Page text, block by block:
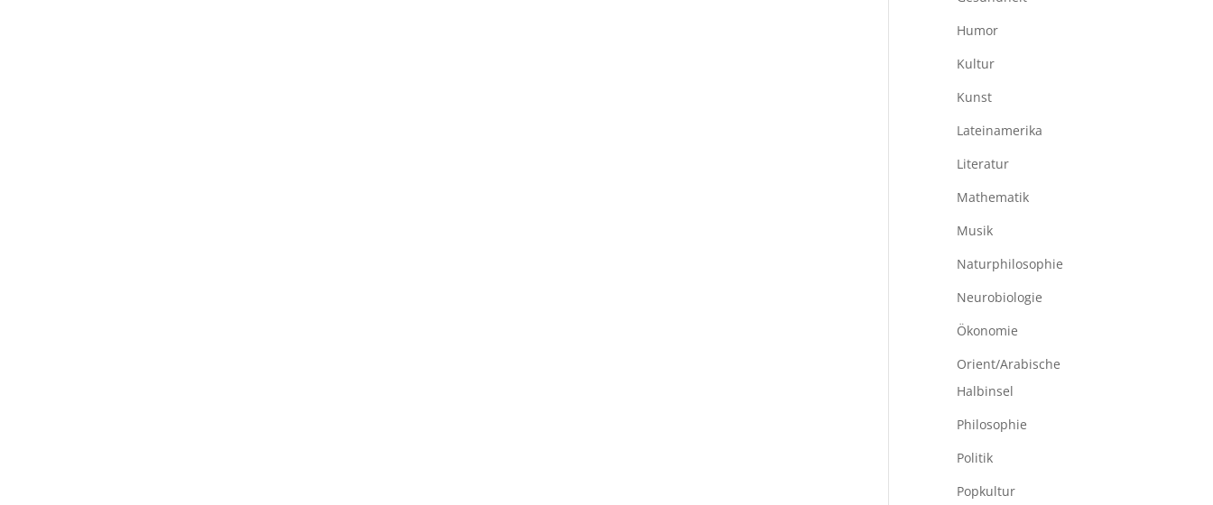
Humor
Kultur
Kunst
Lateinamerika
Literatur
Mathematik
Musik
Naturphilosophie
Neurobiologie
Ökonomie
Orient/Arabische
Halbinsel
Philosophie
Politik
Popkultur